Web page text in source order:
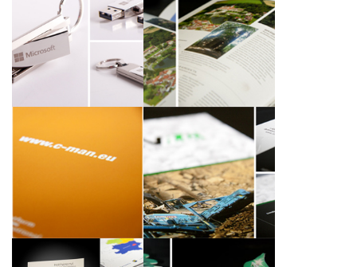
Gravírované reklamní
USB flash disky
společnosti Microsoft
Katalog Putování s
Bílou paní v ruské
mutaci pro JMK
C-MAN katalog 2014
Slohy na dokumenty
pro společnost
DUFONEV R.C.,a.s.